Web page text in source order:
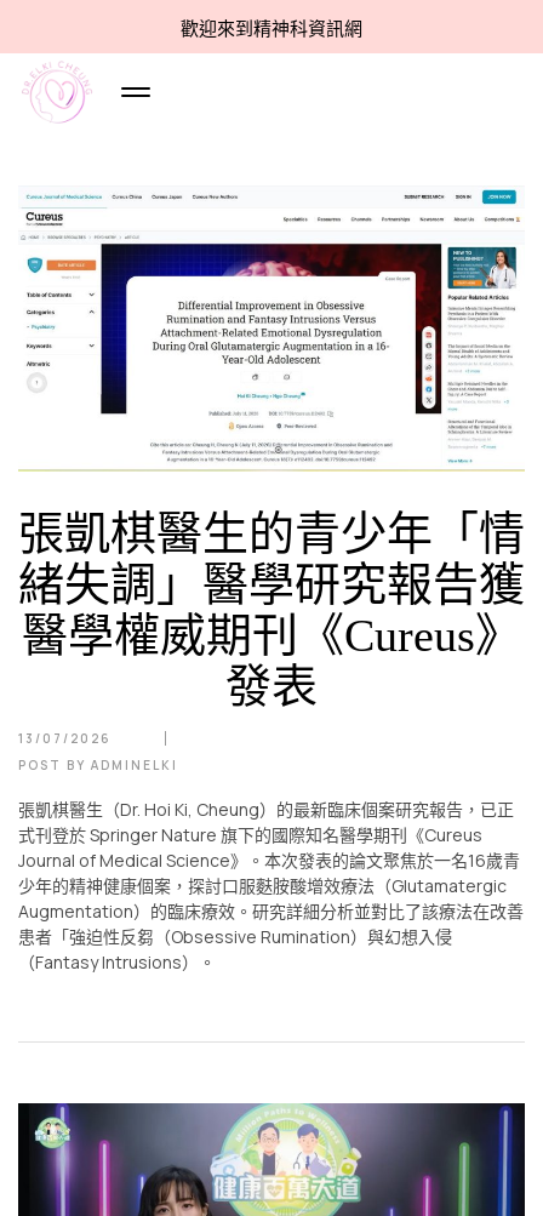
歡迎來到精神科資訊網
張凱棋醫生的青少年「情
緒失調」醫學研究報告獲
醫學權威期刊《Cureus》
發表
13/07/2026
POST BY ADMINELKI
張凱棋醫生（Dr. Hoi Ki, Cheung）的最新臨床個案研究報告，已正
式刊登於 Springer Nature 旗下的國際知名醫學期刊《Cureus
Journal of Medical Science》。本次發表的論文聚焦於一名16歲青
少年的精神健康個案，探討口服麩胺酸增效療法（Glutamatergic
Augmentation）的臨床療效。研究詳細分析並對比了該療法在改善
患者「強迫性反芻（Obsessive Rumination）與幻想入侵
（Fantasy Intrusions）。